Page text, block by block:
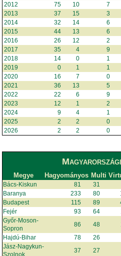
2012
75 10 7
2013
37 15 3
2014
32 14 6
2015
44 13 6
2016
26 12 2
2017
35 4 9
2018
14 0 1
2019
0 1 1
2020
16 7 0
2021
36 13 5
2022
22 6 9
2023
12 1 2
2024
9 4 1
2025
2 2 0
2026
2 2 0
Megye Hagyományos Multi
Bács-Kiskun 81 31
Baranya
233 80
Budapest
115 89
Fejér
93 64
Győr-Moson-
Sopron
86 48
Hajdú-Bihar
78 26
Jász-Nagykun-
Szolnok
37 27